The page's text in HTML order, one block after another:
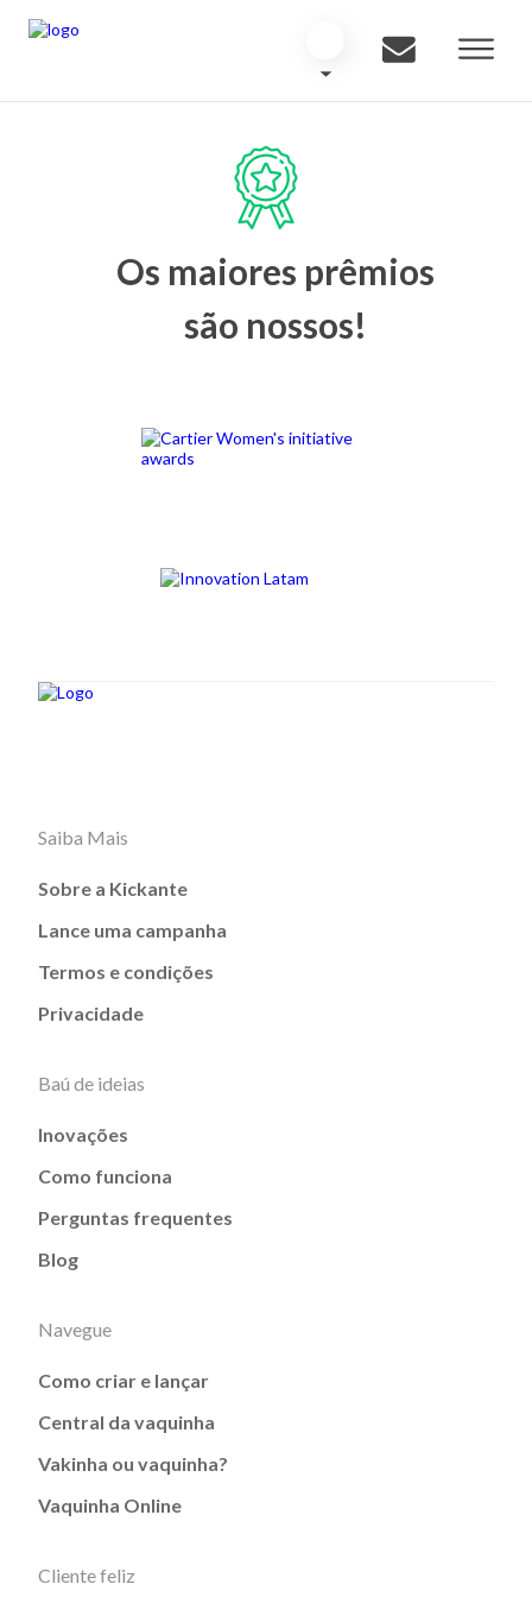
Os maiores prêmios
são nossos!
Saiba Mais
Sobre a Kickante
Lance uma campanha
Termos e condições
Privacidade
Baú de ideias
Inovações
Como funciona
Perguntas frequentes
Blog
Navegue
Como criar e lançar
Central da vaquinha
Vakinha ou vaquinha?
Vaquinha Online
Cliente feliz